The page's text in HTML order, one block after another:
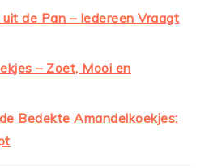
de Pan – Iedereen Vraagt
– Zoet, Mooi en
Bedekte Amandelkoekjes: